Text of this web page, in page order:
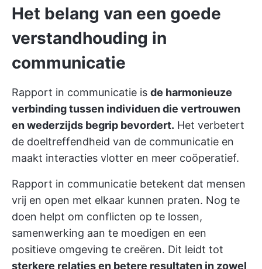
Het belang van een goede
verstandhouding in
communicatie
Rapport in communicatie is de harmonieuze
verbinding tussen individuen die vertrouwen
en wederzijds begrip bevordert. Het verbetert
de doeltreffendheid van de communicatie en
maakt interacties vlotter en meer coöperatief.
Rapport in communicatie betekent dat mensen
vrij en open met elkaar kunnen praten. Nog te
doen helpt om conflicten op te lossen,
samenwerking aan te moedigen en een
positieve omgeving te creëren. Dit leidt tot
sterkere relaties en betere resultaten in zowel